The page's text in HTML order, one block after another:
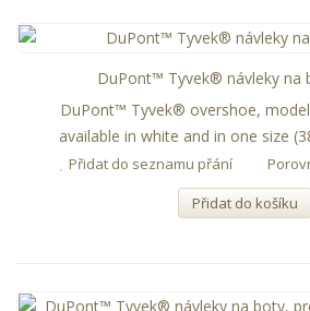
DuPont™ Tyvek® návleky na
DuPont™ Tyvek® overshoe, model
available in white and in one size
Přidat do seznamu přání
Přidat do košíku